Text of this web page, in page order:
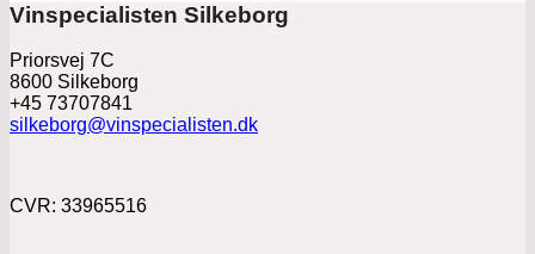
Vinspecialisten Silkeborg
Priorsvej 7C
8600 Silkeborg
+45 73707841
silkeborg@vinspecialisten.dk
CVR: 33965516